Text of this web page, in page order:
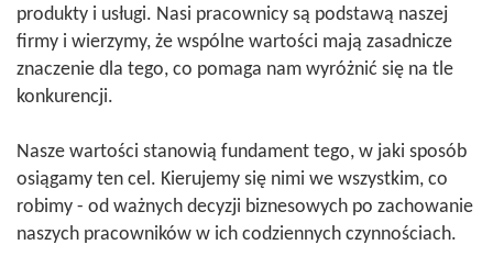
produkty i usługi. Nasi pracownicy są podstawą naszej
firmy i wierzymy, że wspólne wartości mają zasadnicze
znaczenie dla tego, co pomaga nam wyróżnić się na tle
konkurencji.
Nasze wartości stanowią fundament tego, w jaki sposób
osiągamy ten cel. Kierujemy się nimi we wszystkim, co
robimy - od ważnych decyzji biznesowych po zachowanie
naszych pracowników w ich codziennych czynnościach.